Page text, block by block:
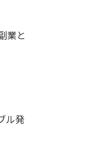
業と
ル発